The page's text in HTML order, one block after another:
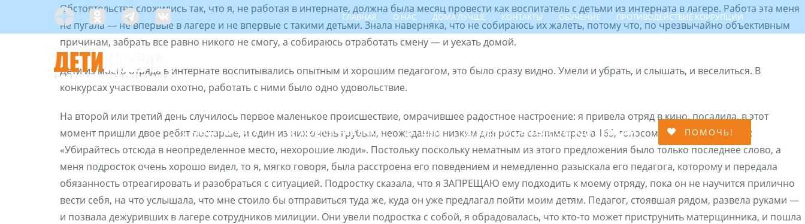
Яндекс
Дзен
Одноклассники
Telegramm
Custom ГЛАВНАЯ О НАС ДОМА ЛУЧШЕ КОНТАКТЫ ОБУЧЕНИЕ ПРОТИВОДЕЙСТВИЕ КОРРУПЦИИ
С ЧЕГО НАЧАТЬ? ПОИСК РЕБЁНКА ШПР ЦЕНТР СЕМЕЙНОЙ АДАПТАЦИИ ПОМОЧЬ!
Обстоятельства сложились так, что я, не работая в интернате, должна была месяц провести как воспитатель с детьми из интерната в лагере. Работа эта меня
не пугала — не впервые в лагере и не впервые с такими детьми. Знала наверняка, что не собираюсь их жалеть, потому что, по чрезвычайно объективным
причинам, забрать все равно никого не смогу, а собираюсь отработать смену — и уехать домой.
Дети из моего отряда в интернате воспитывались опытным и хорошим педагогом, это было сразу видно. Умели и убрать, и слышать, и веселиться. В
конкурсах участвовали охотно, работать с ними было одно удовольствие.
На второй или третий день случилось первое маленькое происшествие, омрачившее радостное настроение: я привела отряд в кино, посадила, в этот
момент пришли двое ребят постарше, и один из них очень грубым, неожиданно низким для роста сантиметров в 165, голосом сказал моим детям:
«Убирайтесь отсюда в неопределенное место, нехорошие люди». Постольку поскольку нематным из этого предложения было только последнее слово, а
меня подросток очень хорошо видел, то я, мягко говоря, была расстроена его поведением и немедленно разыскала его педагога, которому и передала
обязанность отреагировать и разобраться с ситуацией. Подростку сказала, что я ЗАПРЕЩАЮ ему подходить к моему отряду, пока он не научится прилично
вести себя, на что услышала, что мне стоило бы отправиться туда же, куда он уже предлагал пойти моим детям. Педагог, стоявшая рядом, развела руками —
и позвала дежуривших в лагере сотрудников милиции. Они увели подростка с собой, я обрадовалась, что кто-то может приструнить матерщинника, и пошла